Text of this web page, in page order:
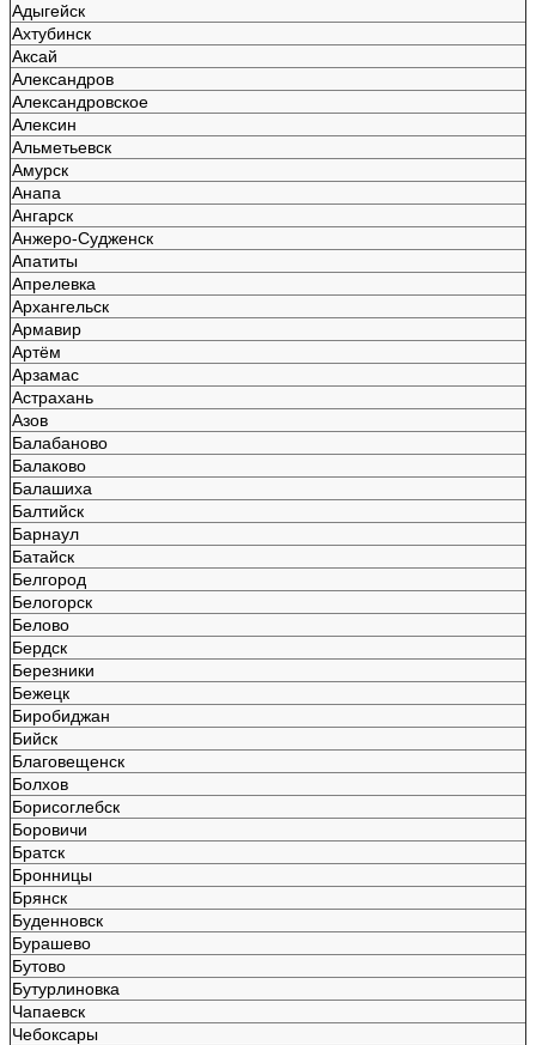
Адыгейск
Ахтубинск
Аксай
Александров
Александровское
Алексин
Альметьевск
Амурск
Анапа
Ангарск
Анжеро-Судженск
Апатиты
Апрелевка
Архангельск
Армавир
Артём
Арзамас
Астрахань
Азов
Балабаново
Балаково
Балашиха
Балтийск
Барнаул
Батайск
Белгород
Белогорск
Белово
Бердск
Березники
Бежецк
Биробиджан
Бийск
Благовещенск
Болхов
Борисоглебск
Боровичи
Братск
Бронницы
Брянск
Буденновск
Бурашево
Бутово
Бутурлиновка
Чапаевск
Чебоксары